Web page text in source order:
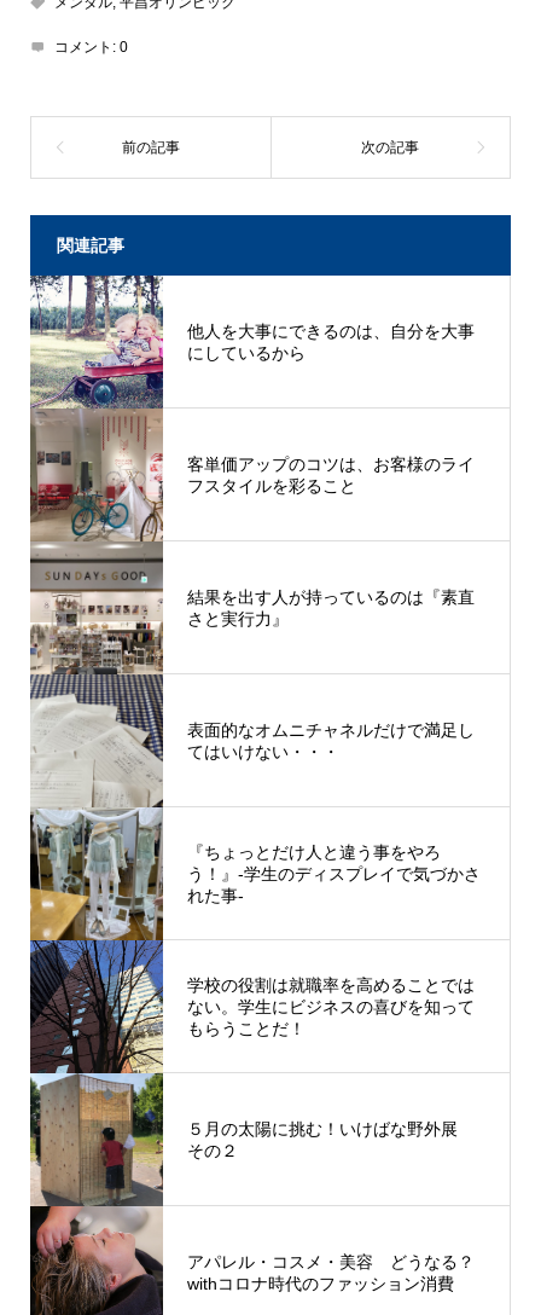
コメント: 0
関連記事
他人を大事にできるのは、自分を大事
にしているから
客単価アップのコツは、お客様のライ
フスタイルを彩ること
結果を出す人が持っているのは『素直
さと実行力』
表面的なオムニチャネルだけで満足し
てはいけない・・・
『ちょっとだけ人と違う事をやろ
う！』-学生のディスプレイで気づかさ
れた事-
学校の役割は就職率を高めることでは
ない。学生にビジネスの喜びを知って
もらうことだ！
５月の太陽に挑む！いけばな野外展
その２
アパレル・コスメ・美容 どうなる？
withコロナ時代のファッション消費